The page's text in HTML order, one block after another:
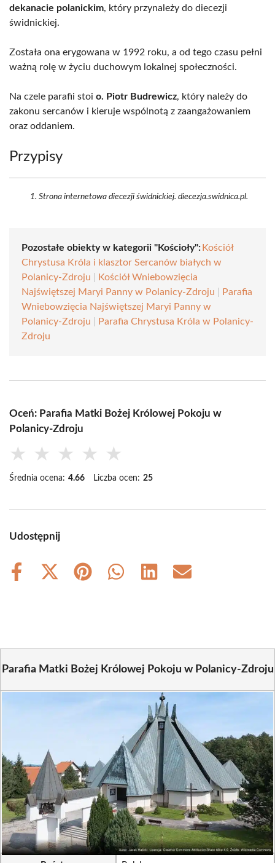
dekanacie polanickim, który przynależy do diecezji
świdnickiej.
Została ona erygowana w 1992 roku, a od tego czasu pełni
ważną rolę w życiu duchowym lokalnej społeczności.
Na czele parafii stoi o. Piotr Budrewicz, który należy do
zakonu sercanów i kieruje wspólnotą z zaangażowaniem
oraz oddaniem.
Przypisy
Strona internetowa diecezji świdnickiej. diecezja.swidnica.pl.
Pozostałe obiekty w kategorii "Kościoły": Kościół
Chrystusa Króla i klasztor Sercanów białych w
Polanicy-Zdroju
Kościół Wniebowzięcia
Najświętszej Maryi Panny w Polanicy-Zdroju
Parafia
Wniebowzięcia Najświętszej Maryi Panny w
Polanicy-Zdroju
Parafia Chrystusa Króla w Polanicy-
Zdroju
Oceń: Parafia Matki Bożej Królowej Pokoju w
Polanicy-Zdroju
★ ★ ★ ★ ★
Średnia ocena: 4.66 Liczba ocen: 25
Udostępnij
Share
Share
Share
Share
Share
Share
Parafia Matki Bożej Królowej Pokoju w Polanicy-Zdroju